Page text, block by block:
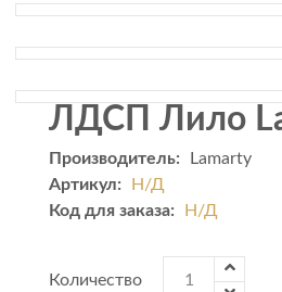
ЛДСП Лило
Производитель:
Lamarty
Артикул:
Н/Д
Код для заказа:
Н/Д
Количество